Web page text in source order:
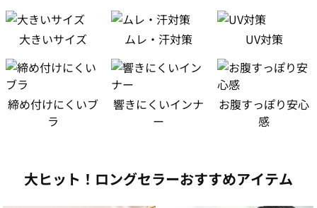
大きいサイズ ムレ・汗対策 UV対策
締め付けにくいブ
ラ
響きにくいインナ
ー
お腹すっぽり安心
感
大ヒット！ロングセラーおすすめアイテム